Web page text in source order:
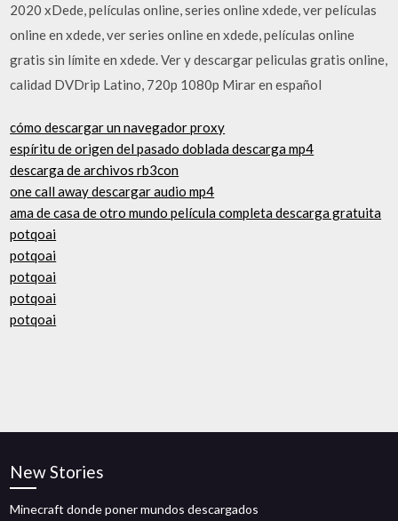
2020 xDede, películas online, series online xdede, ver películas
online en xdede, ver series online en xdede, películas online
gratis sin límite en xdede. Ver y descargar peliculas gratis online,
calidad DVDrip Latino, 720p 1080p Mirar en español
cómo descargar un navegador proxy
espíritu de origen del pasado doblada descarga mp4
descarga de archivos rb3con
one call away descargar audio mp4
ama de casa de otro mundo película completa descarga gratuita
potqoai
potqoai
potqoai
potqoai
potqoai
New Stories
Minecraft donde poner mundos descargados